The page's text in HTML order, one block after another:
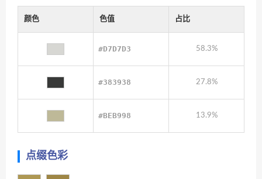
颜色 色值 占比
#D7D7D3 58.3%
#383938 27.8%
#BEB998 13.9%
点缀色彩